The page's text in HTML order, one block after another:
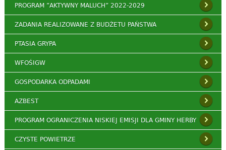
PROGRAM ”AKTYWNY MALUCH” 2022-2029
ZADANIA REALIZOWANE Z BUDŻETU PAŃSTWA
PTASIA GRYPA
WFOŚIGW
GOSPODARKA ODPADAMI
AZBEST
PROGRAM OGRANICZENIA NISKIEJ EMISJI DLA GMINY HERBY
CZYSTE POWIETRZE